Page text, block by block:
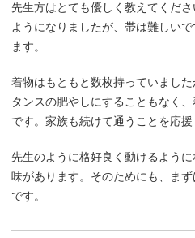
先生方はとても優しく教えてくだ
ようになりましたが、帯は難しい
ます。
着物はもともと数枚持っていました
タンスの肥やしにすることもなく
です。家族も続けて通うことを応援
先生のように格好良く動けるよう
味があります。そのためにも、ま
です。